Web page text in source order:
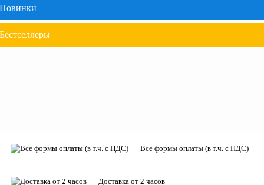
Новинки
Бестселлеры
Все формы оплаты (в т.ч. с НДС)
Доставка от 2 часов